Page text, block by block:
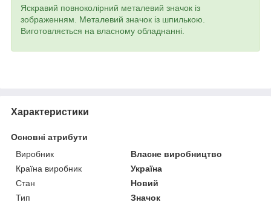
Яскравий повноколірний металевий значок із
зображенням. Металевий значок із шпилькою.
Виготовляється на власному обладнанні.
Характеристики
Основні атрибути
Виробник
Власне виробництво
Країна виробник
Україна
Стан
Новий
Тип
Значок